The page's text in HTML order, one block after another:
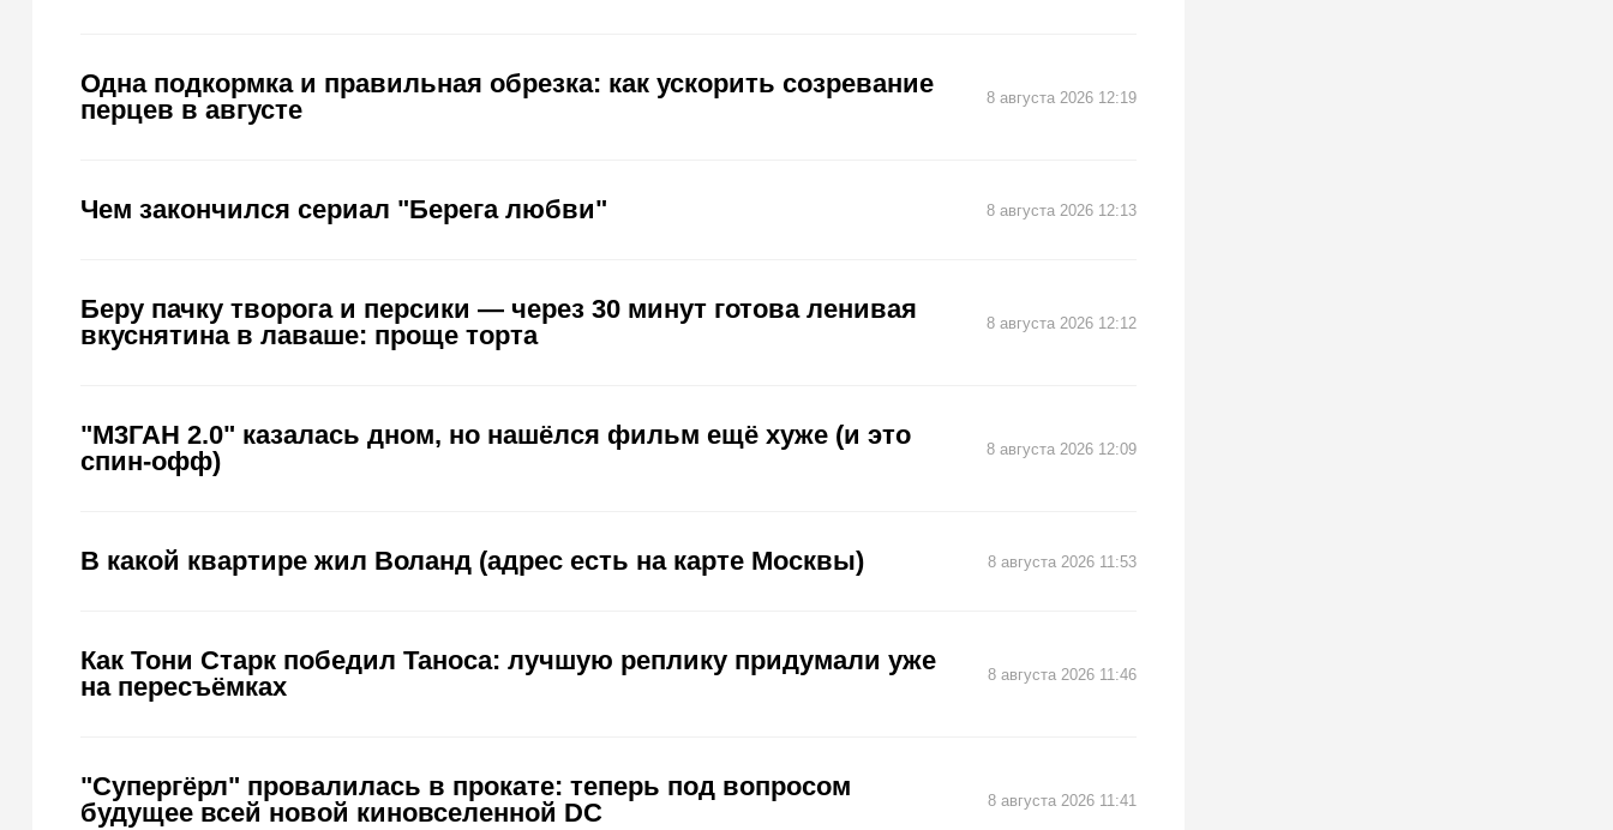
Одна подкормка и правильная обрезка: как ускорить созревание
перцев в августе
8 августа 2026 12:19
Чем закончился сериал "Берега любви" 8 августа 2026 12:13
Беру пачку творога и персики — через 30 минут готова ленивая
вкуснятина в лаваше: проще торта
8 августа 2026 12:12
"М3ГАН 2.0" казалась дном, но нашёлся фильм ещё хуже (и это
спин-офф)
8 августа 2026 12:09
В какой квартире жил Воланд (адрес есть на карте Москвы) 8 августа 2026 11:53
Как Тони Старк победил Таноса: лучшую реплику придумали уже
на пересъёмках
8 августа 2026 11:46
"Супергёрл" провалилась в прокате: теперь под вопросом
будущее всей новой киновселенной DC
8 августа 2026 11:41